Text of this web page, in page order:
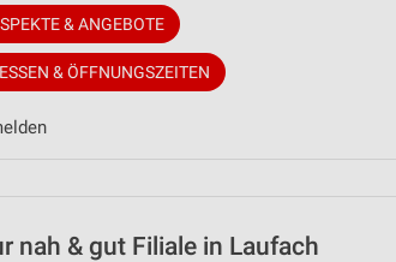
& ANGEBOTE
& ÖFFNUNGSZEITEN
nah & gut Filiale in Laufach